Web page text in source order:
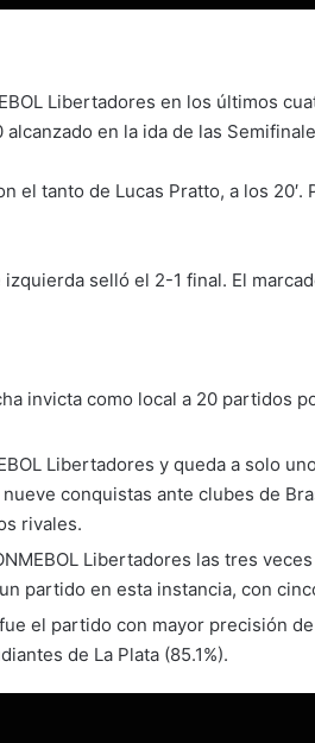
Libertadores en los últimos
en la ida de las
tanto de Lucas Pratto, a los 20′.
selló el 2-1 final. El
invicta como local a 20 partidos
Libertadores y queda a solo
conquistas ante clubes de
rivales.
Libertadores las tres
partido en esta instancia, con
el partido con mayor precisión
de La Plata (85.1%).